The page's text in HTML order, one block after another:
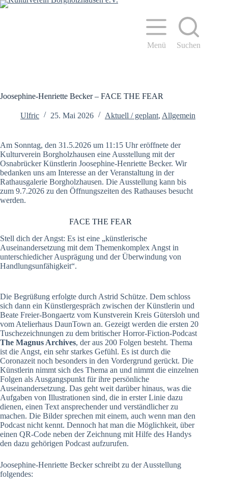
Zum
Menü Suchen
Joosephine-Henriette Becker – FACE THE FEAR
Ulfric 25. Mai 2026 Aktuell / geplant, Allgemein
Am Sonntag, den 31.5.2026 um 11:15 Uhr eröffnete der
Kulturverein Borgholzhausen eine Ausstellung mit der
Osnabrücker Künstlerin Joosephine-Henriette Becker. Wir
bedanken uns am Interesse an der Veranstaltung in der
Rathausgalerie Borgholzhausen. Die Ausstellung kann bis
zum 9.7.2026 zu den Öffnungszeiten des Rathauses besucht
werden.
FACE THE FEAR
Stell dich der Angst: Es ist eine „künstlerische
Auseinandersetzung mit dem Themenkomplex Angst in
unterschiedicher Ausprägung und der Überwindung von
Handlungsunfähigkeit“.
Die Begrüßung erfolgte durch Astrid Schütze. Dem schloss
sich dann ein Künstlergespräch zwischen der Künstlerin und
Beate Freier-Bongaertz vom Kunstverein Kreis Gütersloh und
vom Atelierhaus DaunTown an. Gezeigt werden die ersten 20
Tuschezeichnungen zu dem britischer Horror-Fiction-Podcast
The Magnus Archives, der aus 200 Folgen besteht. Thema
ist die Angst, ein sehr starkes Gefühl. Es ist durch die
Coronazeit noch besonders in den Vordergrund gerückt. Die
Künstlerin nimmt sich des Thema an und nimmt die einzelnen
Folgen als Ausgangspunkt für ihre persönliche
Auseinandersetzung. Das geht weit darüber hinaus, was die
Aufgaben von Illustrationen sind, die in erster Linie dazu
dienen, einen Text ansprechender und verständlicher zu
machen. Die Bilder sprechen mit einem, auch wenn man den
Podcast nicht kennt. Dennoch hat man die Möglichkeit, über
einen QR-Code neben der Zeichnung mit Hilfe des Handys
den dazu gehörigen Podcast aufzurufen.
Joosephine-Henriette Becker schreibt zu der Ausstellung
folgendes: